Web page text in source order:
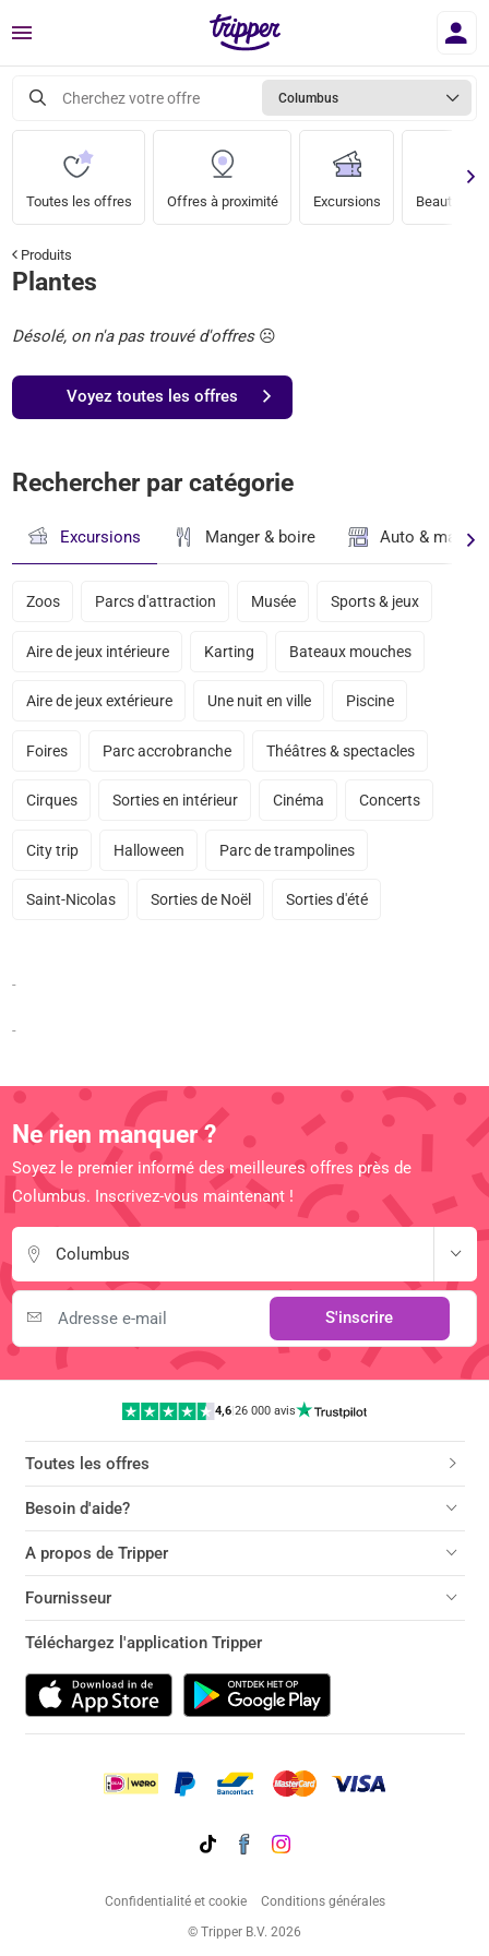
Menu
Cherchez votre offre Columbus
Toutes les offres Offres à proximité Excursions Beauté &
Produits
Plantes
Désolé, on n'a pas trouvé d'offres☹️
Voyez toutes les offres
Rechercher par catégorie
Excursions Manger & boire Auto &
Zoos Parcs d'attraction Musée Sports & jeux
Aire de jeux intérieure Karting Bateaux mouches
Aire de jeux extérieure Une nuit en ville Piscine
Foires Parc accrobranche Théâtres & spectacles
Cirques Sorties en intérieur Cinéma Concerts
City trip Halloween Parc de trampolines
Saint-Nicolas Sorties de Noël Sorties d'été
-
-
Ne rien manquer ?
Soyez le premier informé des meilleures offres près de
Columbus. Inscrivez-vous maintenant !
Columbus
S'inscrire
4,6 |26 000 avis
Toutes les offres
Besoin d'aide?
A propos de Tripper
Fournisseur
Téléchargez l'application Tripper
Confidentialité et cookie
Conditions générales
© Tripper B.V. 2026